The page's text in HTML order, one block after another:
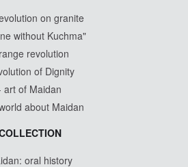
on granite
without Kuchma"
revolution
of Dignity
art of Maidan
about Maidan
oral history